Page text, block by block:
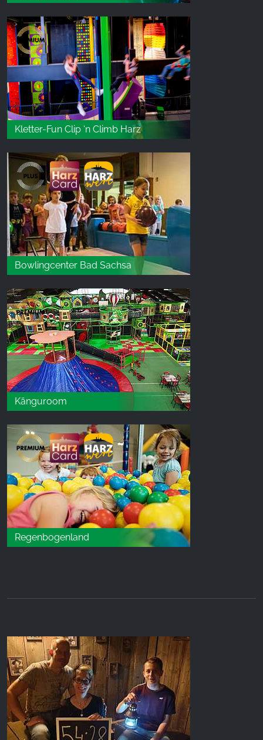
Kletter-Fun Clip 'n Climb Harz
Bowlingcenter Bad Sachsa
Känguroom
Regenbogenland